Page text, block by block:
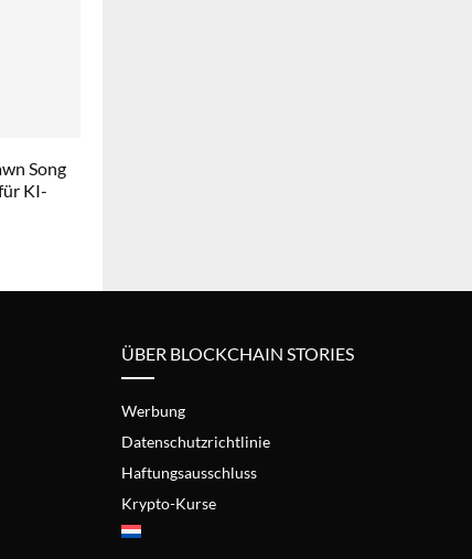
Song
KI-
ÜBER BLOCKCHAIN STORIES
Werbung
Datenschutzrichtlinie
Haftungsausschluss
Krypto-Kurse